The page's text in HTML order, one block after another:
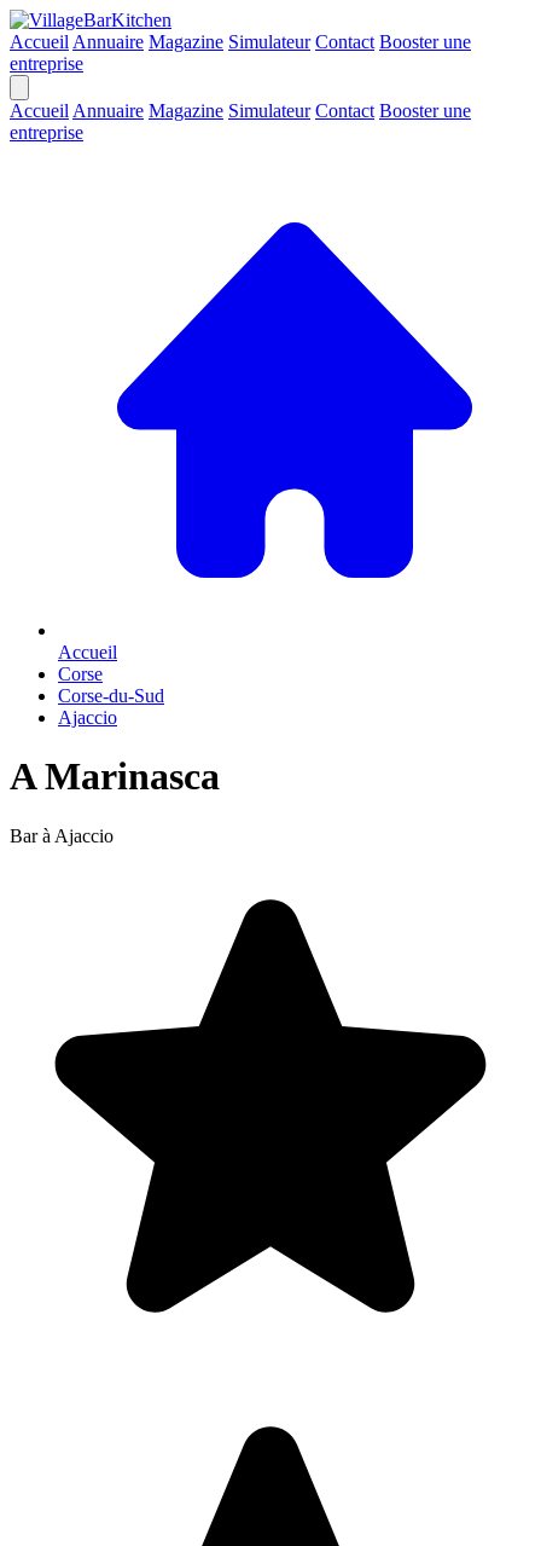
Accueil Annuaire Magazine Simulateur Contact Booster une
entreprise
Accueil Annuaire Magazine Simulateur Contact Booster une
entreprise
Accueil
Corse
Corse-du-Sud
Ajaccio
A Marinasca
Bar à Ajaccio